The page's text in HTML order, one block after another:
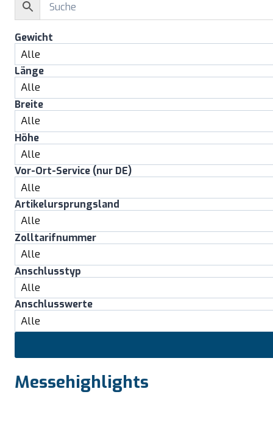
Gewicht
Länge
Breite
Höhe
Vor-Ort-Service (nur DE)
Artikelursprungsland
Zolltarifnummer
Anschlusstyp
Anschlusswerte
Messehighlights